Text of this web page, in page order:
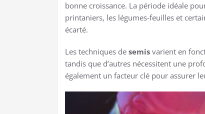
bonne croissance. La période idéale
printaniers, les légumes-feuilles et
écarté.
Les techniques de semis varient en
tandis que d’autres nécessitent une
également un facteur clé pour assurer